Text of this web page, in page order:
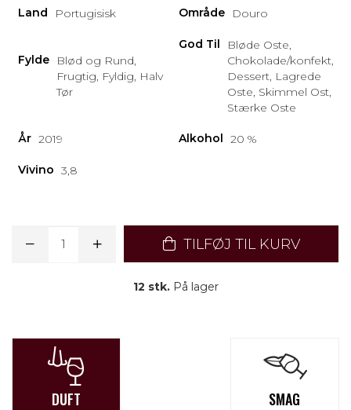
Land Portugisisk Område Douro
Fylde
Blød og Rund,
Frugtig, Fyldig, Halv
Tør
God Til
Bløde Oste,
Chokolade/konfekt,
Dessert, Lagrede
Oste, Skimmel Ost,
Stærke Oste
År 2019 Alkohol 20 %
Vivino 3,8
TILFØJ TIL KURV
12 stk.På lager
DUFT SMAG